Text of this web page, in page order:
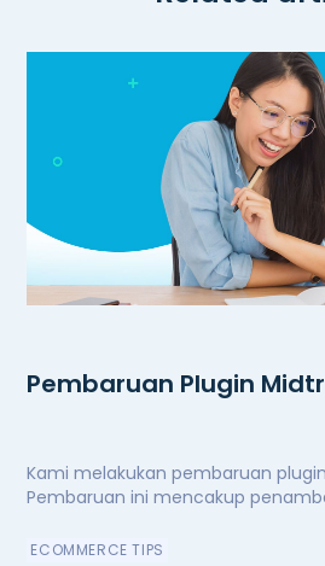
Pembaruan Plugin
Kami melakukan pembaruan
Pembaruan ini mencakup
peningkatan performa secara signifikan, serta perbaikan
ECOMMERCE TIPS